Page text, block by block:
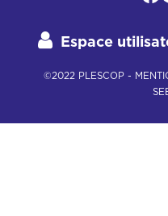
Espace
©2022 PLESCOP -